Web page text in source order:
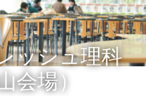
ッシュ理科
会場）